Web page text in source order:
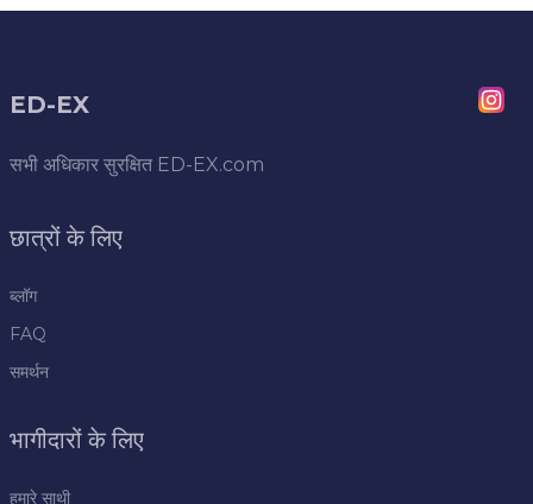
ED-EX
सभी अधिकार सुरक्षित ED-EX.com
छात्रों के लिए
ब्लॉग
FAQ
समर्थन
भागीदारों के लिए
हमारे साथी